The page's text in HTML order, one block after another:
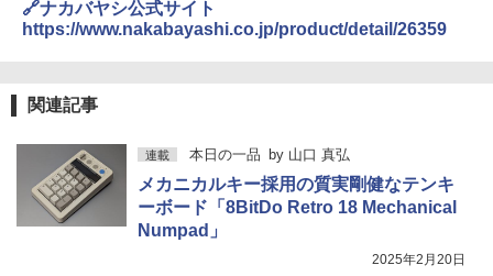
🔗ナカバヤシ公式サイト
https://www.nakabayashi.co.jp/product/detail/26359
関連記事
連載 本日の一品 by 山口 真弘
メカニカルキー採用の質実剛健なテンキ
ーボード「8BitDo Retro 18 Mechanical
Numpad」
2025年2月20日